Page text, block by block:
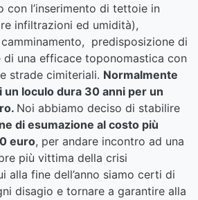
con l’inserimento di tettoie in
infiltrazioni ed umidità),
predisposizione di
di una efficace toponomastica con
strade cimiteriali. Normalmente
un loculo dura 30 anni per un
Noi abbiamo deciso di stabilire
di esumazione al costo più
euro, per andare incontro ad una
più vittima della crisi
alla fine dell’anno siamo certi di
disagio e tornare a garantire alla